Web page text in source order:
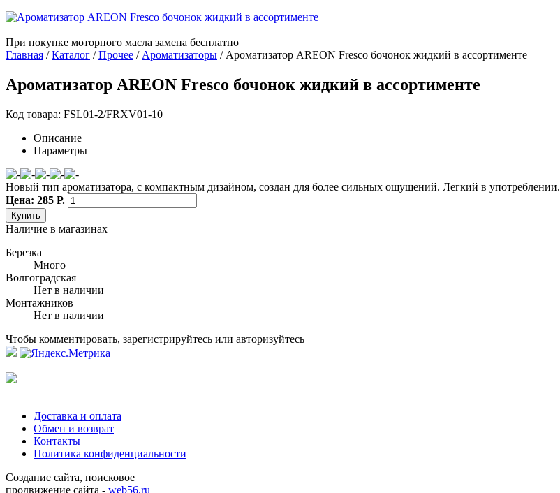
При покупке моторного масла замена бесплатно
Главная /Каталог /Прочее / Ароматизаторы / Ароматизатор AREON Fresco бочонок жидкий в ассортименте
Ароматизатор AREON Fresco бочонок жидкий в ассортименте
Код товара: FSL01-2/FRXV01-10
Описание
Параметры
Новый тип ароматизатора, с компактным дизайном, создан для более сильных ощущений. Легкий в употреблении.
Цена: 285 Р.
Купить
Наличие в магазинах
Березка
Много
Волгоградская
Нет в наличии
Монтажников
Нет в наличии
Чтобы комментировать, зарегистрируйтесь или авторизуйтесь
Доставка и оплата
Обмен и возврат
Контакты
Политика конфиденциальности
Создание сайта, поисковое
продвижение сайта - web56.ru